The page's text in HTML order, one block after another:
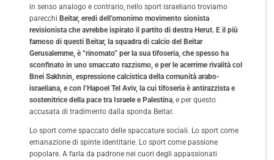
in senso analogo e contrario, nello sport israeliano troviamo
parecchi Beitar, eredi dell’omonimo movimento sionista
revisionista che avrebbe ispirato il partito di destra Herut. E il più
famoso di questi Beitar, la squadra di calcio del Beitar
Gerusalemme, è “rinomato” per la sua tifoseria, che spesso ha
sconfinato in uno smaccato razzismo, e per le acerrime rivalità col
Bnei Sakhnin, espressione calcistica della comunità arabo-
israeliana, e con l’Hapoel Tel Aviv, la cui tifoseria è antirazzista e
sostenitrice della pace tra Israele e Palestina , e per questo
accusata di tradimento dalla sponda Beitar.
Lo sport come spaccato delle spaccature sociali. Lo sport come
emanazione di spinte identitarie. Lo sport come passione
popolare. A farla da padrone nei cuori degli appassionati